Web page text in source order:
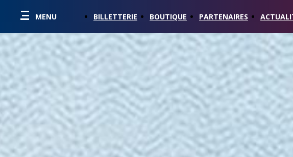
MENU BILLETTERIE BOUTIQUE PARTENAIRES